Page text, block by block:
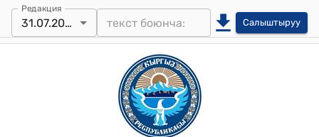
Редакция
31.07.2018 Салыштыруу